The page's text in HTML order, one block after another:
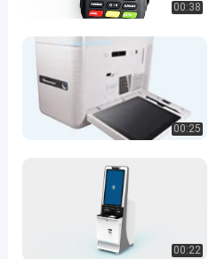
00:38
00:25
00:22